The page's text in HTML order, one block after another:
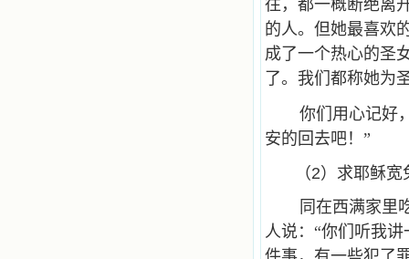
往，都一概断绝离
的人。但她最喜欢
成了一个热心的圣
了。我们都称她为
你们用心记好
安的回去吧！”
（2）求耶稣宽
同在西满家里
人说：“你们听我